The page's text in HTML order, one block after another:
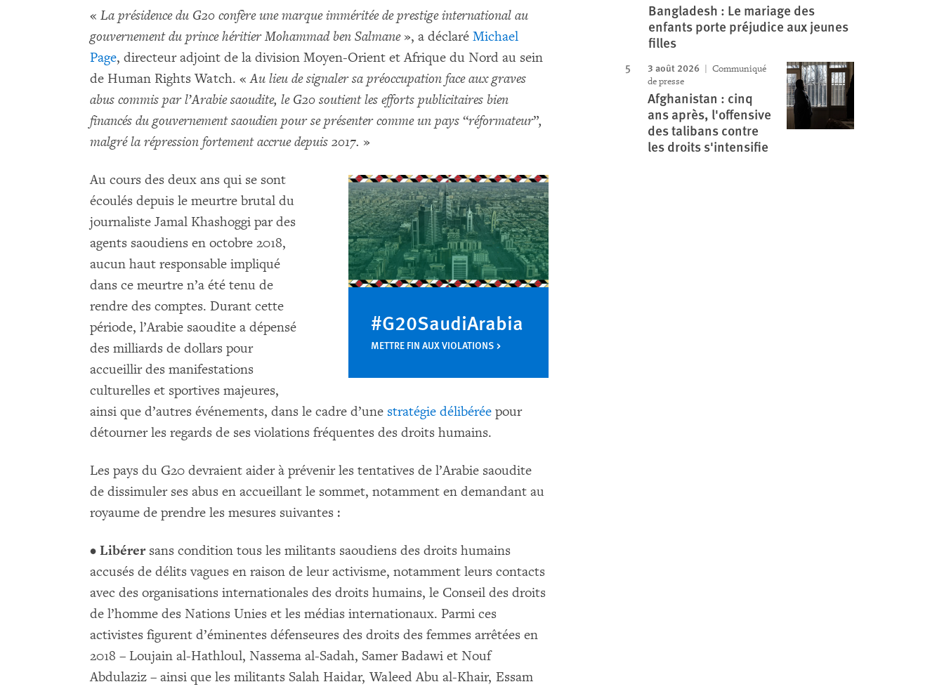
« La présidence du G20 confère une marque imméritée de prestige international au
gouvernement du prince héritier Mohammad ben Salmane», a déclaré Michael
Page, directeur adjoint de la division Moyen-Orient et Afrique du Nord au sein
de Human Rights Watch. «Au lieu de signaler sa préoccupation face aux graves
abus commis par l’Arabie saoudite, le G20 soutient les efforts publicitaires bien
financés du gouvernement saoudien pour se présenter comme un pays “réformateur”,
malgré la répression fortement accrue depuis 2017. »
#G20SaudiArabia
METTRE FIN AUX VIOLATIONS
Au cours des deux ans qui se sont
écoulés depuis le meurtre brutal du
journaliste Jamal Khashoggi par des
agents saoudiens en octobre 2018,
aucun haut responsable impliqué
dans ce meurtre n’a été tenu de
rendre des comptes. Durant cette
période, l’Arabie saoudite a dépensé
des milliards de dollars pour
accueillir des manifestations
culturelles et sportives majeures,
ainsi que d’autres événements, dans le cadre d’une stratégie délibérée pour
détourner les regards de ses violations fréquentes des droits humains.
Les pays du G20 devraient aider à prévenir les tentatives de l’Arabie saoudite
de dissimuler ses abus en accueillant le sommet, notamment en demandant au
royaume de prendre les mesures suivantes :
• Libérersans condition tous les militants saoudiens des droits humains
accusés de délits vagues en raison de leur activisme, notamment leurs contacts
avec des organisations internationales des droits humains, le Conseil des droits
de l’homme des Nations Unies et les médias internationaux. Parmi ces
activistes figurent d’éminentes défenseures des droits des femmes arrêtées en
2018 – Loujain al-Hathloul, Nassema al-Sadah, Samer Badawi et Nouf
Abdulaziz – ainsi que les militants Salah Haidar, Waleed Abu al-Khair, Essam
Bangladesh : Le mariage des
enfants porte préjudice aux jeunes
filles
3 août 2026
Communiqué
de presse
Afghanistan : cinq
ans après, l'offensive
des talibans contre
les droits s'intensifie